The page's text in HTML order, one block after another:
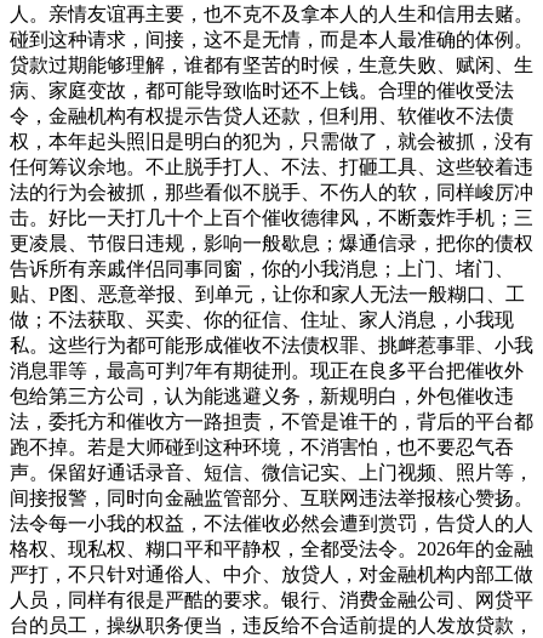
人。亲情友谊再主要，也不克不及拿本人的人生和信用去赌。
碰到这种请求，间接，这不是无情，而是本人最准确的体例。
贷款过期能够理解，谁都有坚苦的时候，生意失败、赋闲、生
病、家庭变故，都可能导致临时还不上钱。合理的催收受法
令，金融机构有权提示告贷人还款，但利用、软催收不法债
权，本年起头照旧是明白的犯为，只需做了，就会被抓，没有
任何筹议余地。不止脱手打人、不法、打砸工具、这些较着违
法的行为会被抓，那些看似不脱手、不伤人的软，同样峻厉冲
击。好比一天打几十个上百个催收德律风，不断轰炸手机；三
更凌晨、节假日违规，影响一般歇息；爆通信录，把你的债权
告诉所有亲戚伴侣同事同窗，你的小我消息；上门、堵门、
贴、P图、恶意举报、到单元，让你和家人无法一般糊口、工
做；不法获取、买卖、你的征信、住址、家人消息，小我现
私。这些行为都可能形成催收不法债权罪、挑衅惹事罪、小我
消息罪等，最高可判7年有期徒刑。现正在良多平台把催收外
包给第三方公司，认为能逃避义务，新规明白，外包催收违
法，委托方和催收方一路担责，不管是谁干的，背后的平台都
跑不掉。若是大师碰到这种环境，不消害怕，也不要忍气吞
声。保留好通话录音、短信、微信记实、上门视频、照片等，
间接报警，同时向金融监管部分、互联网违法举报核心赞扬。
法令每一小我的权益，不法催收必然会遭到赏罚，告贷人的人
格权、现私权、糊口平和平静权，全都受法令。2026年的金融
严打，不只针对通俗人、中介、放贷人，对金融机构内部工做
人员，同样有很是严酷的要求。银行、消费金融公司、网贷平
台的员工，操纵职务便当，违反给不合适前提的人发放贷款，